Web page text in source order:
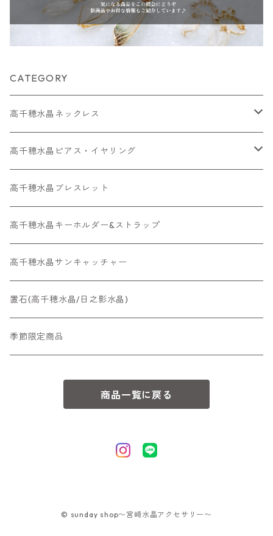
CATEGORY
高千穂水晶ネックレス
メッキネックレス
高千穂水晶レアストーン
金属アレルギー対応ネックレス
高千穂水晶ピアス・イヤリング
高千穂水晶イヤリング
金属アレルギー対応ピアス・ イヤリング
高千穂水晶ブレスレット
高千穂水晶キーホルダー&ストラップ
高千穂水晶サンキャッチャー
置石(高千穂水晶/日之影水晶)
季節限定商品
商品一覧に戻る
© sunday shop〜宮崎水晶アクセサリー〜